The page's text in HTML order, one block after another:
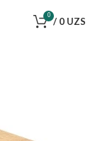
0 / 0 UZS